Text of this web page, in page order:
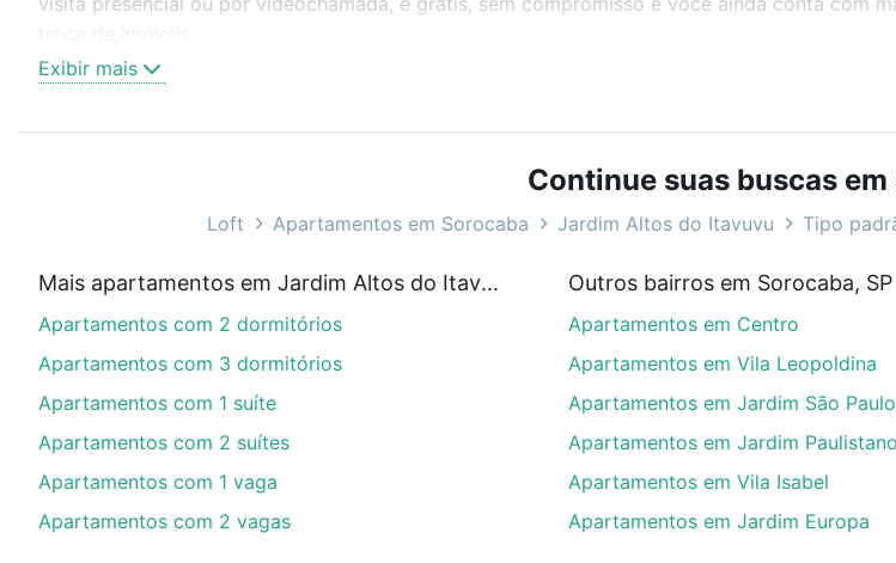
Como escolher um imóvel?
Use barra de busca no topo para pesquisar por ruas, bairros e até condomínios favoritos.
ou sem vaga de garagem para combinar perfeitamente com o preço, metragem e
Apartamentos com 2 vagas à venda em Jardim Altos do Itavuvu, Sorocaba, SP ideal para
Aqui na Loft temos a oferta ideal para você, com Apartamentos com 2 vagas à venda em
nossas opções de financiamento imobiliário as parcelas podem se adequar ao seu
compra, veja em nosso portal quanto custa comprar um apartamento e conte com a gente
Exibir mais
Continue suas buscas em
Loft Apartamentos em Sorocaba Jardim Altos do Itavuvu Tipo
Mais apartamentos em Jardim Altos do Itavuvu
Apartamentos com 2 dormitórios
Apartamentos com 3 dormitórios
Apartamentos com 1 suíte
Apartamentos com 2 suítes
Apartamentos com 1 vaga
Apartamentos com 2 vagas
Outros bairros em Sorocaba, SP
Apartamentos em Centro
Apartamentos em Vila Leopoldina
Apartamentos em Jardim São Paulo
Apartamentos em Jardim Paulistano
Apartamentos em Vila Isabel
Apartamentos em Jardim Europa